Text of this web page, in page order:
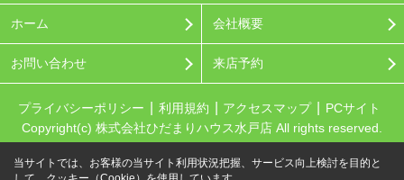
ホーム 会社概要
お問い合わせ 来店予約
プライバシーポリシー 利用規約 アクセスマップ
PCサイト
Copyright(c) 株式会社ひだまりハウス水戸店 All rights reserved.
当サイトでは、お客様の当サイト利用状況把握、サービス向上検討を目的と